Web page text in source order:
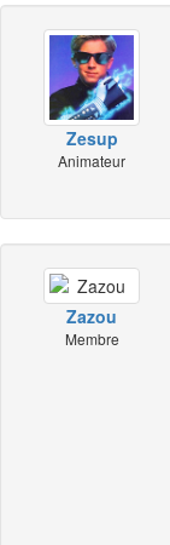
Zesup
Animateur
Zazou
Membre